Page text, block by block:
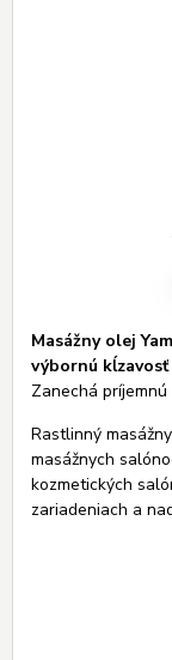
Masážny olej
výbornú kĺzavosť
Zanechá
Rastlinný
masážnych
kozmetických
zariadeniach a